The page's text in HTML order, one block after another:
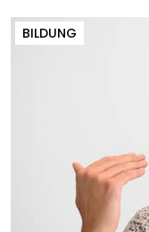
BILDUNG